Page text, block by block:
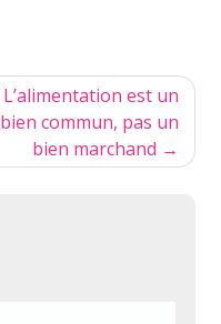
L’alimentation est un
bien commun, pas un
bien marchand